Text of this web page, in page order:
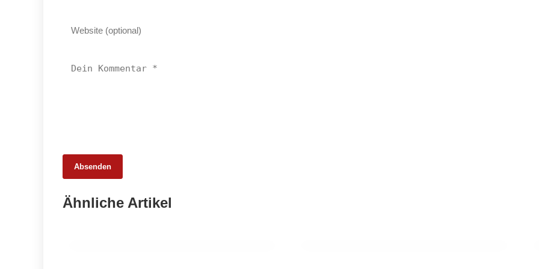
Absenden
Ähnliche Artikel
Schweinemarkt 2026: Strukturwandel